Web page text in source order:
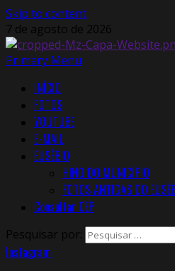
Skip to content
7 de agosto de 2026
Primary Menu
INÍCIO
FOTOS
YOUTUBE
E-MAIL
EUSÉBIO
HINO DO MUNICÍPIO
FOTOS ANTIGAS DO
Consultar CEP
Pesquisar por:
Instagram